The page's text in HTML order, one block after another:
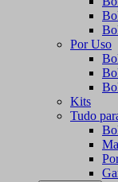
Por Uso
Kits
Tudo